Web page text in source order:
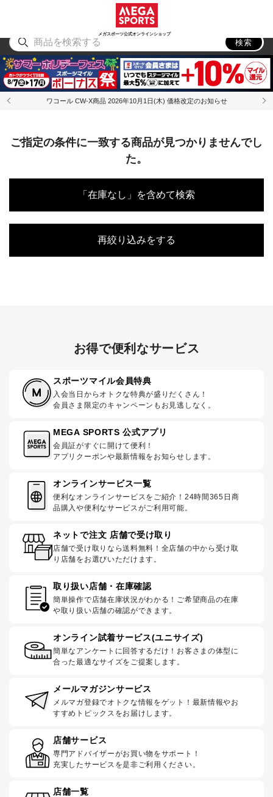
メガスポーツ公式オンラインショップ
アウトドア
検索
ワコール CW-X商品 2026年10月1日(木) 価格改定のお知らせ
ご指定の条件に一致する商品が見つかりませんでし
た。
「在庫なし」を含めて検索
再絞り込みをする
お得で便利なサービス
スポーツマイル会員特典
入会当日からオトクな特典が盛りだくさん！
会員さま限定のキャンペーンもお見逃しなく。
MEGA SPORTS 公式アプリ
会員証がすぐに開けて便利！
アプリクーポンや最新情報をお知らせします。
オンラインサービス一覧
便利なオンラインサービスをご紹介！24時間365日商
品購入や便利なサービスがご利用可能。
ネットで注文 店舗で受け取り
店舗で受け取りなら送料無料！全店舗の中から受け取
り店舗をお選びいただけます。
取り扱い店舗・在庫確認
簡単操作で店舗在庫状況がわかる！ご希望商品の在庫
や取り扱い店舗の確認ができます。
オンライン試着サービス(ユニサイズ)
簡単なアンケートに回答するだけ！お客さまの体型に
合った最適なサイズをご提案します。
メールマガジンサービス
メルマガ登録でオトクな情報をゲット！最新情報やお
すすめトピックスをお届けします。
店舗サービス
専門アドバイザーがお買い物をサポート！
充実したサービスを是非ご利用ください。
店舗一覧